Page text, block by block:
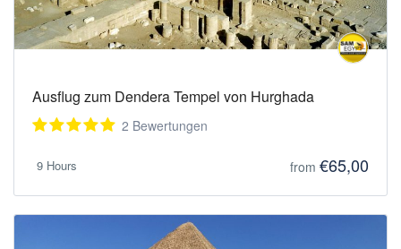
Mittagessen in einem örtlichen Restaurant,
Besuch der Zitadelle von Saladin (erbaut von
Saladin im Jahr 1176, um Ägypten vor den
Feinden zu schützen, mit Blick auf die Stadt war
es leicht, sich vor Angriffen zu verteidigen.
Besuchen Sie die Mohamed Ali Alabaster
Moschee (eine der berühmtesten Moscheen in
haben sie nach dem Vorbild der Blauen Moschee
Besuch im Khan El Khalili Bazaar, während Sie
durch das Labyrinth der engen Gassen wandern
Lederwaren zu Parfums, Stoffen und
Ausflug zum Dendera Tempel von Hurghada
2 Bewertungen
9 Hours from €65,00